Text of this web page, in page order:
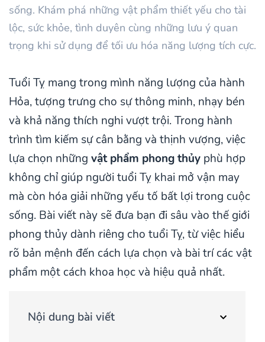
sống. Khám phá những vật phẩm thiết yếu cho tài
lộc, sức khỏe, tình duyên cùng những lưu ý quan
trọng khi sử dụng để tối ưu hóa năng lượng tích cực.
Tuổi Tỵ mang trong mình năng lượng của hành
Hỏa, tượng trưng cho sự thông minh, nhạy bén
và khả năng thích nghi vượt trội. Trong hành
trình tìm kiếm sự cân bằng và thịnh vượng, việc
lựa chọn những vật phẩm phong thủy phù hợp
không chỉ giúp người tuổi Tỵ khai mở vận may
mà còn hóa giải những yếu tố bất lợi trong cuộc
sống. Bài viết này sẽ đưa bạn đi sâu vào thế giới
phong thủy dành riêng cho tuổi Tỵ, từ việc hiểu
rõ bản mệnh đến cách lựa chọn và bài trí các vật
phẩm một cách khoa học và hiệu quả nhất.
Nội dung bài viết